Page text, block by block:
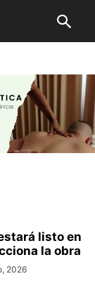
listo en
la obra
2026